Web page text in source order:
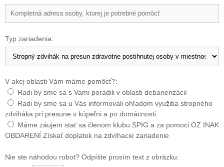
Typ zariadenia:
V akej oblasti Vám máme pomôcť?:
Radi by sme sa s Vami poradili v oblasti debarierizácií
Radi by sme sa u Vás informovali ohľadom využitia stropného
zdviháka pri presune v kúpeľni a po domácnosti
Máme záujem stať sa členom klubu SPIG a za pomoci OZ INAK
OBDARENÍ Získať doplatok na zdvíhacie zariadenie
Nie ste náhodou robot? Odpíšte prosím text z obrázku: